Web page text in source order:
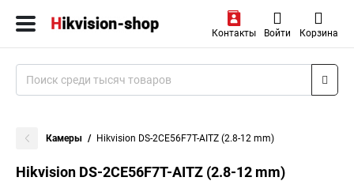
Контакты Войти Корзина
Камеры Hikvision DS-2CE56F7T-AITZ (2.8-12 mm)
Hikvision DS-2CE56F7T-AITZ (2.8-12 mm)